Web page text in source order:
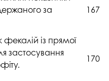
за
167
із прямої
застосування
170